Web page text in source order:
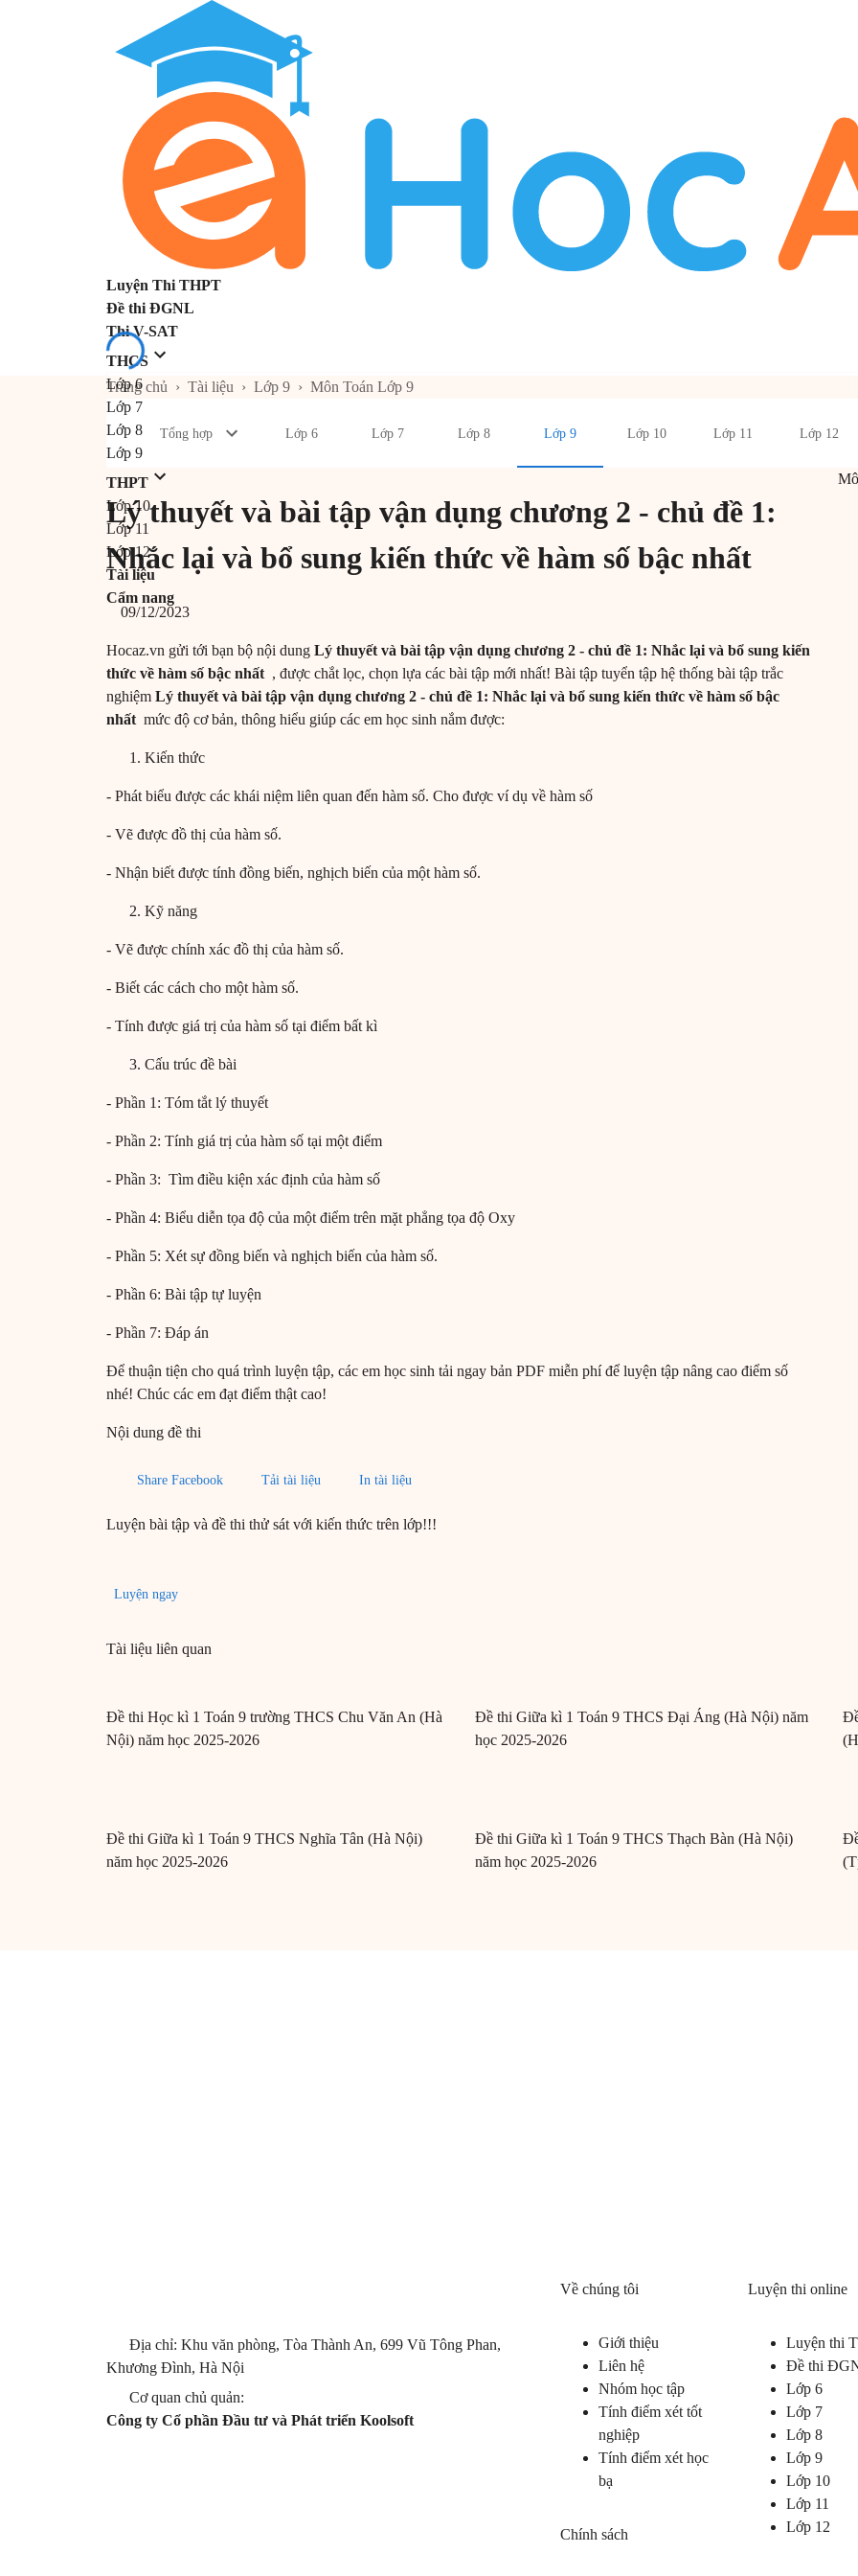
Luyện Thi THPT
Đề thi ĐGNL
Thi V-SAT
THCS
Lớp 6
Lớp 7
Lớp 8
Lớp 9
THPT
Lớp 10
Lớp 11
Lớp 12
Tài liệu
Cẩm nang
Trang chủ › Tài liệu › Lớp 9 › Môn Toán Lớp 9
Tổng hợp Lớp 6 Lớp 7 Lớp 8 Lớp 9 Lớp 10 Lớp 11 Lớp 12
Lý thuyết và bài tập vận dụng chương 2 - chủ đề 1:
Nhắc lại và bổ sung kiến thức về hàm số bậc nhất
09/12/2023
Hocaz.vn gửi tới bạn bộ nội dung Lý thuyết và bài tập vận dụng chương 2 - chủ đề 1: Nhắc lại và bổ sung kiến
thức về hàm số bậc nhất , được chắt lọc, chọn lựa các bài tập mới nhất! Bài tập tuyển tập hệ thống bài tập trắc
nghiệm Lý thuyết và bài tập vận dụng chương 2 - chủ đề 1: Nhắc lại và bổ sung kiến thức về hàm số bậc
nhất mức độ cơ bản, thông hiểu giúp các em học sinh nắm được:
Kiến thức
- Phát biểu được các khái niệm liên quan đến hàm số. Cho được ví dụ về hàm số
- Vẽ được đồ thị của hàm số.
- Nhận biết được tính đồng biến, nghịch biến của một hàm số.
Kỹ năng
- Vẽ được chính xác đồ thị của hàm số.
- Biết các cách cho một hàm số.
- Tính được giá trị của hàm số tại điểm bất kì
Cấu trúc đề bài
- Phần 1: Tóm tắt lý thuyết
- Phần 2: Tính giá trị của hàm số tại một điểm
- Phần 3: Tìm điều kiện xác định của hàm số
- Phần 4: Biểu diễn tọa độ của một điểm trên mặt phẳng tọa độ Oxy
- Phần 5: Xét sự đồng biến và nghịch biến của hàm số.
- Phần 6: Bài tập tự luyện
- Phần 7: Đáp án
Để thuận tiện cho quá trình luyện tập, các em học sinh tải ngay bản PDF miễn phí để luyện tập nâng cao điểm số
nhé! Chúc các em đạt điểm thật cao!
Nội dung đề thi
Share Facebook Tải tài liệu In tài liệu
Luyện bài tập và đề thi thử sát với kiến thức trên lớp!!!
Luyện ngay
Tài liệu liên quan
Đề thi Học kì 1 Toán 9 trường THCS Chu Văn An (Hà
Nội) năm học 2025-2026
Đề thi Giữa kì 1 Toán 9 THCS Đại Áng (Hà Nội) năm
học 2025-2026
Đề thi Giữa kì 1 Toán 9 THCS Nghĩa Tân (Hà Nội)
năm học 2025-2026
Đề thi Giữa kì 1 Toán 9 THCS Thạch Bàn (Hà Nội)
năm học 2025-2026
Địa chỉ: Khu văn phòng, Tòa Thành An, 699 Vũ Tông Phan,
Khương Đình, Hà Nội
Cơ quan chủ quản:
Công ty Cổ phần Đầu tư và Phát triển Koolsoft
Về chúng tôi
Giới thiệu
Liên hệ
Nhóm học tập
Tính điểm xét tốt
nghiệp
Tính điểm xét học
bạ
Chính sách
Luyện thi online
Luyện thi
Đề thi
Lớp 6
Lớp 7
Lớp 8
Lớp 9
Lớp 10
Lớp 11
Lớp 12